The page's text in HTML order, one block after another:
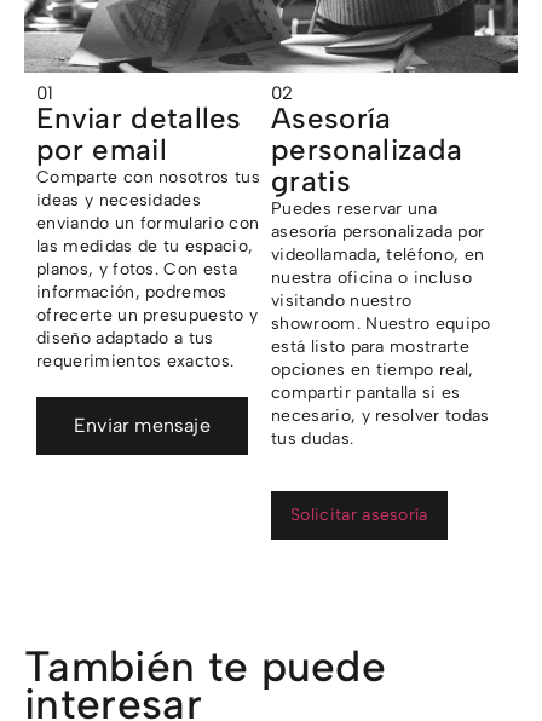
01
Enviar detalles
por email
Comparte con nosotros tus
ideas y necesidades
enviando un formulario con
las medidas de tu espacio,
planos, y fotos. Con esta
información, podremos
ofrecerte un presupuesto y
diseño adaptado a tus
requerimientos exactos.
Enviar mensaje
02
Asesoría
personalizada
gratis
Puedes reservar una
asesoría personalizada por
videollamada, teléfono, en
nuestra oficina o incluso
visitando nuestro
showroom. Nuestro equipo
está listo para mostrarte
opciones en tiempo real,
compartir pantalla si es
necesario, y resolver todas
tus dudas.
Solicitar asesoría
También te puede
interesar